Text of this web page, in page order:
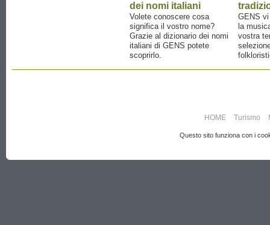
dei nomi italiani
Volete conoscere cosa
significa il vostro nome?
Grazie al dizionario dei nomi
italiani di GENS potete
scoprirlo.
GENS
la
vostra
HOME Turismo
Questo sito funziona con i